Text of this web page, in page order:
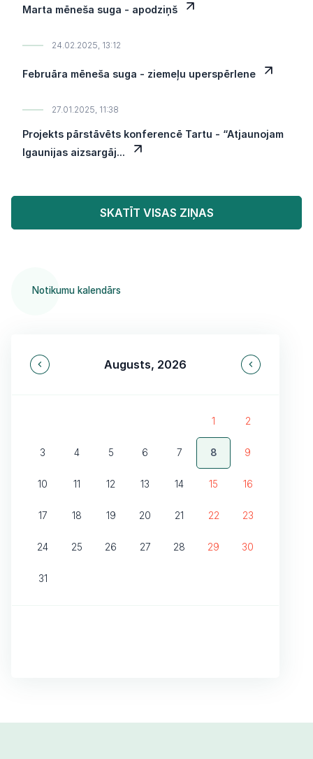
Marta mēneša suga - apodziņš
24.02.2025, 13:12
Februāra mēneša suga - ziemeļu uperspērlene
27.01.2025, 11:38
Projekts pārstāvēts konferencē Tartu - “Atjaunojam
Igaunijas aizsargāj...
SKATĪT VISAS ZIŅAS
Notikumu kalendārs
Augusts, 2026
1 2
3 4 5 6 7 8 9
10 11 12 13 14 15 16
17 18 19 20 21 22 23
24 25 26 27 28 29 30
31